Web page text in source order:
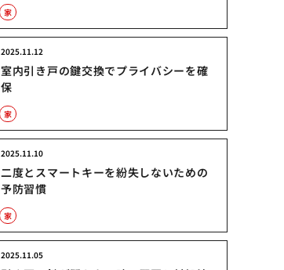
家
室内引き戸の鍵交換でプライバシーを確
保
2025.11.12
家
二度とスマートキーを紛失しないための
予防習慣
2025.11.10
家
2025.11.05